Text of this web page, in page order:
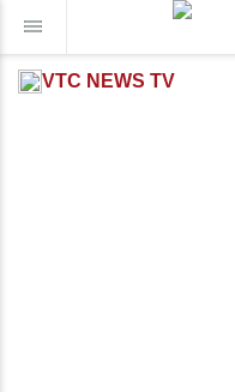
VTC NEWS TV